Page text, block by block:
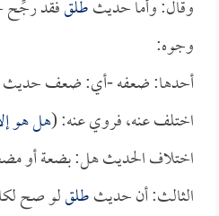
وقال: وأما حديثطلقفقد
وجوه:
أحدها: ضعفه -أي: ضعف حديث
اختلف عنه، فروي عنه: (هل هو
اختلاف الحديث هل: بضعة أو
الثالث: أن حديثطلقلو صح